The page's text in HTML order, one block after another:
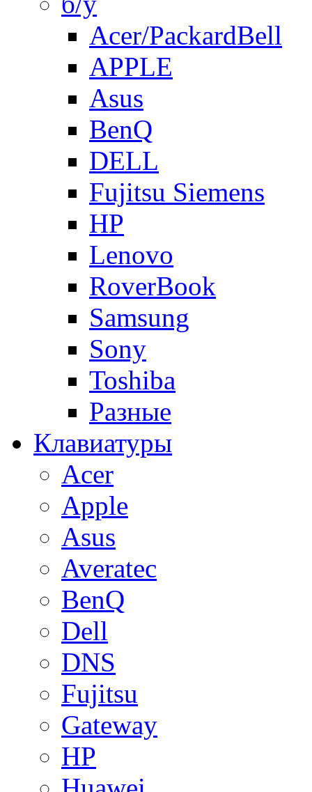
Acer/PackardBell
APPLE
Asus
BenQ
DELL
Fujitsu Siemens
HP
Lenovo
RoverBook
Samsung
Sony
Toshiba
Разные
Клавиатуры
Acer
Apple
Asus
Averatec
BenQ
Dell
DNS
Fujitsu
Gateway
HP